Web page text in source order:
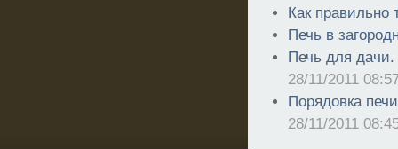
Как правильно
Печь в
Печь для
28/11/2011
Порядовка
28/11/2011